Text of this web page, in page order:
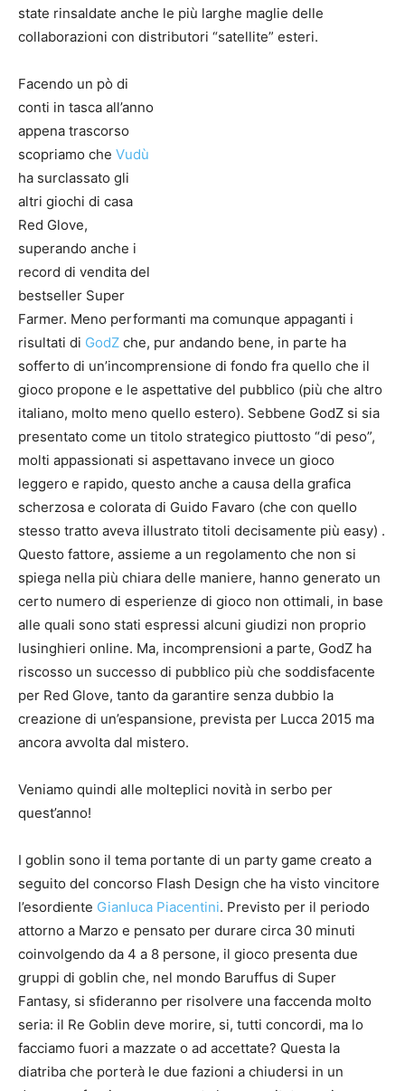
state rinsaldate anche le più larghe maglie delle
collaborazioni con distributori “satellite” esteri.
Facendo un pò di
conti in tasca all’anno
appena trascorso
scopriamo che Vudù
ha surclassato gli
altri giochi di casa
Red Glove,
superando anche i
record di vendita del
bestseller Super
Farmer. Meno performanti ma comunque appaganti i
risultati di GodZ che, pur andando bene, in parte ha
sofferto di un’incomprensione di fondo fra quello che il
gioco propone e le aspettative del pubblico (più che altro
italiano, molto meno quello estero). Sebbene GodZ si sia
presentato come un titolo strategico piuttosto “di peso”,
molti appassionati si aspettavano invece un gioco
leggero e rapido, questo anche a causa della grafica
scherzosa e colorata di Guido Favaro (che con quello
stesso tratto aveva illustrato titoli decisamente più easy) .
Questo fattore, assieme a un regolamento che non si
spiega nella più chiara delle maniere, hanno generato un
certo numero di esperienze di gioco non ottimali, in base
alle quali sono stati espressi alcuni giudizi non proprio
lusinghieri online. Ma, incomprensioni a parte, GodZ ha
riscosso un successo di pubblico più che soddisfacente
per Red Glove, tanto da garantire senza dubbio la
creazione di un’espansione, prevista per Lucca 2015 ma
ancora avvolta dal mistero.
Veniamo quindi alle molteplici novità in serbo per
quest’anno!
I goblin sono il tema portante di un party game creato a
seguito del concorso Flash Design che ha visto vincitore
l’esordiente Gianluca Piacentini. Previsto per il periodo
attorno a Marzo e pensato per durare circa 30 minuti
coinvolgendo da 4 a 8 persone, il gioco presenta due
gruppi di goblin che, nel mondo Baruffus di Super
Fantasy, si sfideranno per risolvere una faccenda molto
seria: il Re Goblin deve morire, si, tutti concordi, ma lo
facciamo fuori a mazzate o ad accettate? Questa la
diatriba che porterà le due fazioni a chiudersi in un